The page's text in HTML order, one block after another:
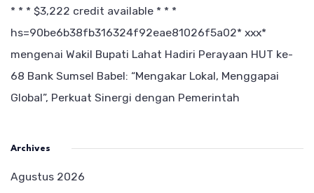
* * * $3,222 credit available * * *
hs=90be6b38fb316324f92eae81026f5a02* ххх*
mengenai Wakil Bupati Lahat Hadiri Perayaan HUT ke-
68 Bank Sumsel Babel: “Mengakar Lokal, Menggapai
Global”, Perkuat Sinergi dengan Pemerintah
Archives
Agustus 2026